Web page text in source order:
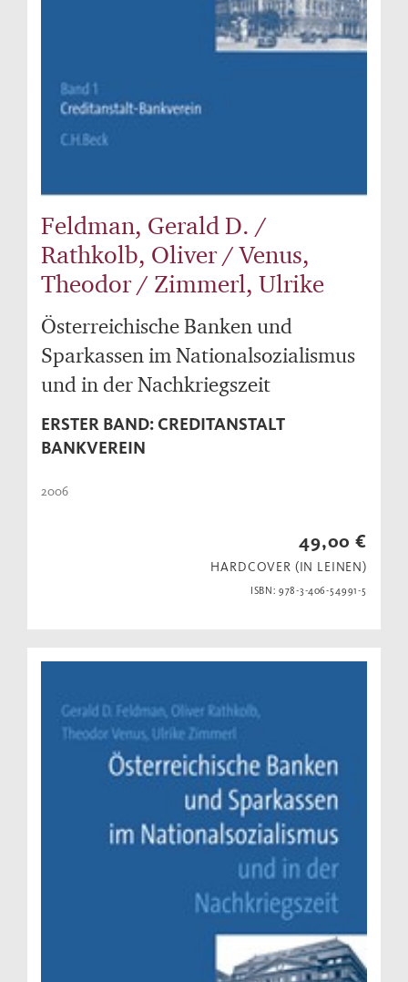
Feldman, Gerald D. /
Rathkolb, Oliver / Venus,
Theodor / Zimmerl, Ulrike
Österreichische Banken und
Sparkassen im Nationalsozialismus
und in der Nachkriegszeit
ERSTER BAND: CREDITANSTALT
BANKVEREIN
2006
49,00 €
HARDCOVER (IN LEINEN)
ISBN: 978-3-406-54991-5